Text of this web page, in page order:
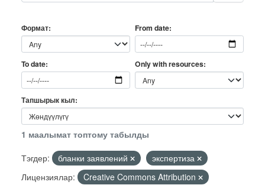
Формат From date
To date Only with resources
Тапшырык кыл
1 маалымат топтому табылды
Тэгдер:
бланки заявлений
экспертиза
Лицензиялар:
Creative Commons Attribution